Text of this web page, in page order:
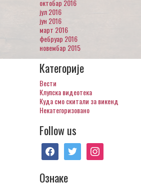
октобар 2016
јул 2016
јун 2016
март 2016
фебруар 2016
новембар 2015
Категорије
Вести
Клупска видеотека
Куда смо скитали за викенд
Некатегоризовано
Follow us
facebooktwitter instagram
Ознаке